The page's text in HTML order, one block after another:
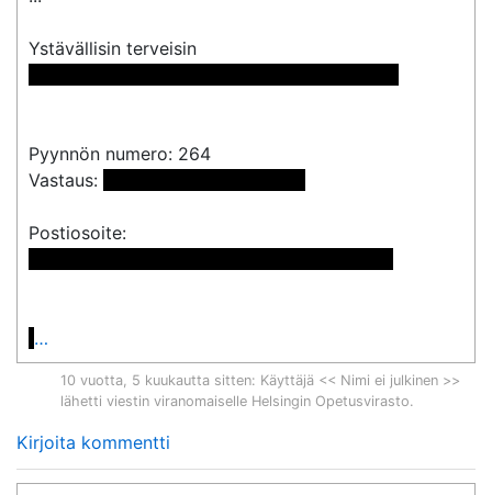
Pyynnön numero: 264
Vastaus:
…
10 vuotta, 5 kuukautta sitten: Käyttäjä << Nimi ei julkinen >>
lähetti viestin viranomaiselle Helsingin Opetusvirasto.
Kirjoita kommentti